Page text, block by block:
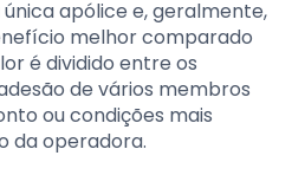
apólice e, geralmente,
melhor comparado
é dividido entre os
de vários membros
ou condições mais
da operadora.